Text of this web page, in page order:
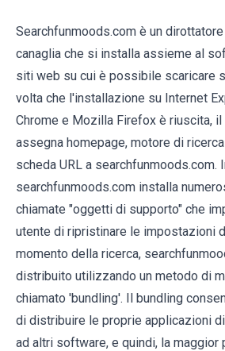
Searchfunmoods.com è un
canaglia che si installa assieme al
siti web su cui è possibile scaricare
volta che l'installazione su Internet
Chrome e Mozilla Firefox è riuscita,
assegna homepage, motore di
scheda URL a searchfunmoods.com.
searchfunmoods.com installa
chiamate "oggetti di supporto" che
utente di ripristinare le impostazioni
momento della ricerca,
distribuito utilizzando un metodo di
chiamato 'bundling'. Il bundling
di distribuire le proprie applicazioni
ad altri software, e quindi, la maggior